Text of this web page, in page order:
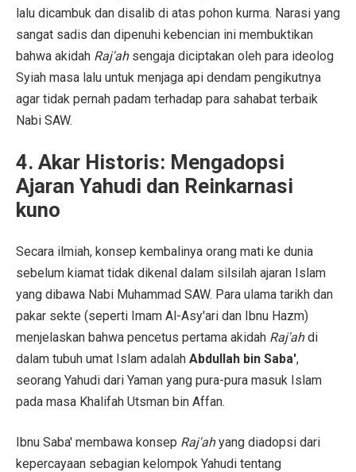
lalu dicambuk dan disalib di atas pohon kurma. Narasi yang
sangat sadis dan dipenuhi kebencian ini membuktikan
bahwa akidah Raj'ahsengaja diciptakan oleh para ideolog
Syiah masa lalu untuk menjaga api dendam pengikutnya
agar tidak pernah padam terhadap para sahabat terbaik
Nabi SAW.
4. Akar Historis: Mengadopsi
Ajaran Yahudi dan Reinkarnasi
kuno
Secara ilmiah, konsep kembalinya orang mati ke dunia
sebelum kiamat tidak dikenal dalam silsilah ajaran Islam
yang dibawa Nabi Muhammad SAW. Para ulama tarikh dan
pakar sekte (seperti Imam Al-Asy'ari dan Ibnu Hazm)
menjelaskan bahwa pencetus pertama akidah Raj'ahdi
dalam tubuh umat Islam adalah Abdullah bin Saba',
seorang Yahudi dari Yaman yang pura-pura masuk Islam
pada masa Khalifah Utsman bin Affan.
Ibnu Saba' membawa konsep Raj'ahyang diadopsi dari
kepercayaan sebagian kelompok Yahudi tentang